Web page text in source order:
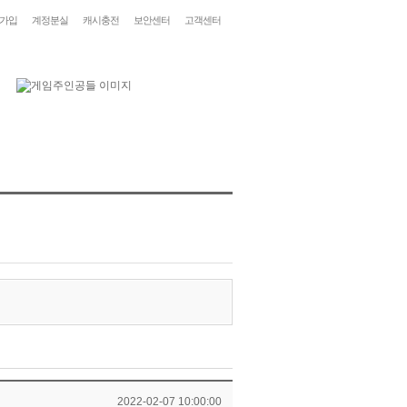
입 계정분실 캐시충전 보안센터 고객센터
2022-02-07 10:00:00